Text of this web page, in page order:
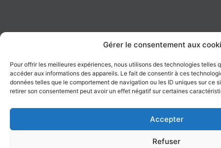
Gérer le consentement aux
Pour offrir les meilleures expériences, nous utilisons des technologies telles
accéder aux informations des appareils. Le fait de consentir à ces
données telles que le comportement de navigation ou les ID uniques sur ce
retirer son consentement peut avoir un effet négatif sur certaines
Accepter
Refuser